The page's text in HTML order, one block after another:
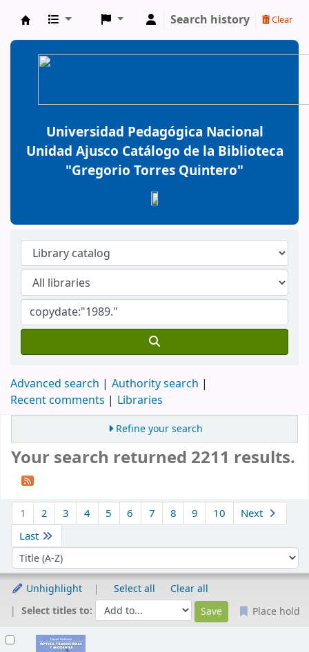
BiblioGTQ
Search history Clear
Universidad Pedagógica Nacional
Unidad Ajusco Catálogo de la Biblioteca
"Gregorio Torres Quintero"
Advanced search
Authority search
Recent comments
Libraries
Refine your search
Your search returned 2211 results.
1 2 3 4 5 6 7 8 9 10
Next
Last
Sort by:
Unhighlight Select all
Clear all
Select titles to:
Place hold